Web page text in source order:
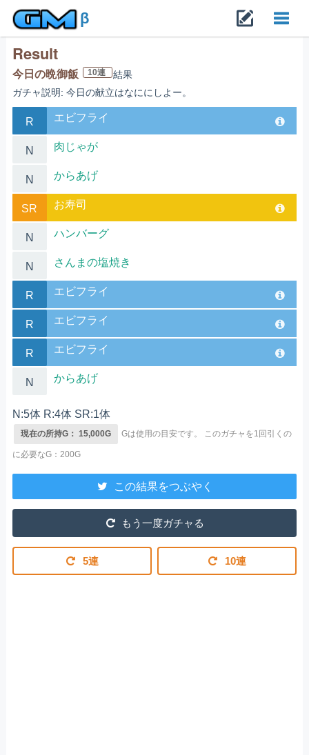
β
Result
今日の晩御飯 10連
結果
ガチャ説明: 今日の献立はなににしよー。
R エビフライ
N 肉じゃが
N からあげ
SR お寿司
N ハンバーグ
N さんまの塩焼き
R エビフライ
R エビフライ
R エビフライ
N からあげ
N:5体 R:4体 SR:1体
現在の所持G： 15,000G Gは使用の目安です。 このガチャを1回引くの
に必要なG：200G
この結果をつぶやく
もう一度ガチャる
5連 10連